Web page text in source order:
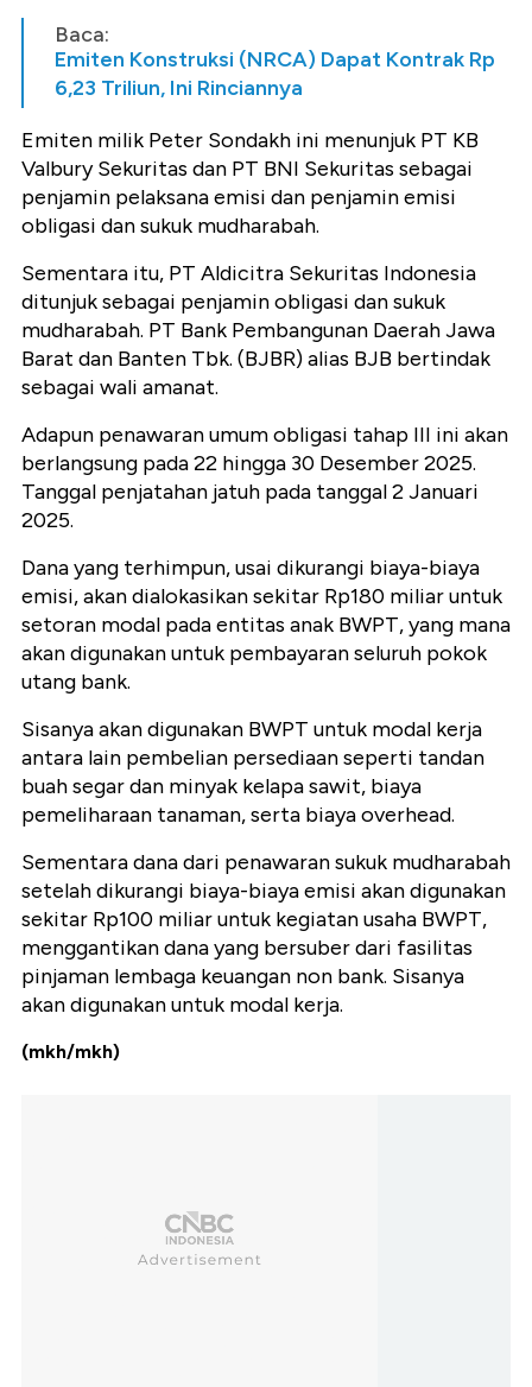
Baca:
Emiten Konstruksi (NRCA) Dapat Kontrak Rp
6,23 Triliun, Ini Rinciannya
Emiten milik Peter Sondakh ini menunjuk PT KB
Valbury Sekuritas dan PT BNI Sekuritas sebagai
penjamin pelaksana emisi dan penjamin emisi
obligasi dan sukuk mudharabah.
Sementara itu, PT Aldicitra Sekuritas Indonesia
ditunjuk sebagai penjamin obligasi dan sukuk
mudharabah. PT Bank Pembangunan Daerah Jawa
Barat dan Banten Tbk. (BJBR) alias BJB bertindak
sebagai wali amanat.
Adapun penawaran umum obligasi tahap III ini akan
berlangsung pada 22 hingga 30 Desember 2025.
Tanggal penjatahan jatuh pada tanggal 2 Januari
2025.
Dana yang terhimpun, usai dikurangi biaya-biaya
emisi, akan dialokasikan sekitar Rp180 miliar untuk
setoran modal pada entitas anak BWPT, yang mana
akan digunakan untuk pembayaran seluruh pokok
utang bank.
Sisanya akan digunakan BWPT untuk modal kerja
antara lain pembelian persediaan seperti tandan
buah segar dan minyak kelapa sawit, biaya
pemeliharaan tanaman, serta biaya overhead.
Sementara dana dari penawaran sukuk mudharabah
setelah dikurangi biaya-biaya emisi akan digunakan
sekitar Rp100 miliar untuk kegiatan usaha BWPT,
menggantikan dana yang bersuber dari fasilitas
pinjaman lembaga keuangan non bank. Sisanya
akan digunakan untuk modal kerja.
(mkh/mkh)